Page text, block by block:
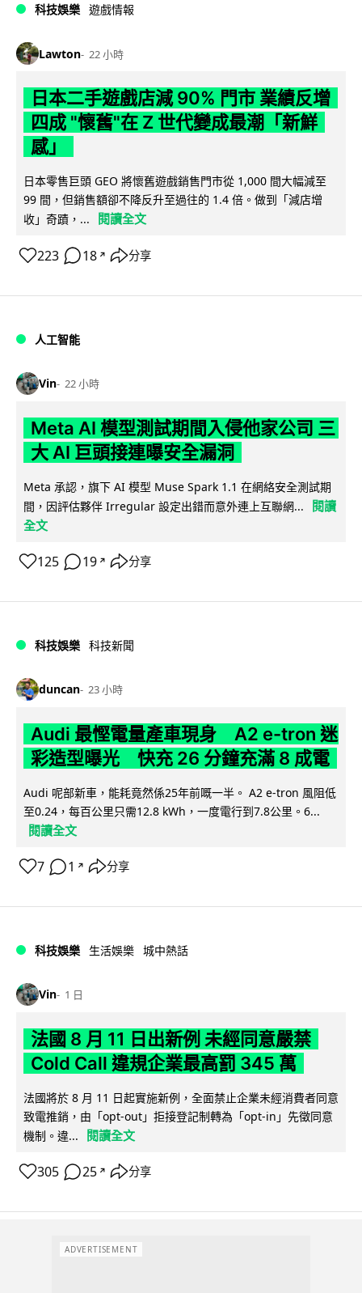
科技娛樂 遊戲情報
Lawton 22 小時
日本二手遊戲店減 90% 門市 業績反增
四成 "懷舊"在 Z 世代變成最潮「新鮮
感」
日本零售巨頭 GEO 將懷舊遊戲銷售門市從 1,000 間大幅減至
99 間，但銷售額卻不降反升至過往的 1.4 倍。做到「減店增
收」奇蹟，...
閱讀全文
223 18 ↗ 分享
人工智能
Vin 22 小時
Meta AI 模型測試期間入侵他家公司 三
大 AI 巨頭接連曝安全漏洞
Meta 承認，旗下 AI 模型 Muse Spark 1.1 在網絡安全測試期
間，因評估夥伴 Irregular 設定出錯而意外連上互聯網...
閱讀
全文
125 19 ↗ 分享
科技娛樂 科技新聞
duncan 23 小時
Audi 最慳電量產車現身 A2 e-tron 迷
彩造型曝光 快充 26 分鐘充滿 8 成電
Audi 呢部新車，能耗竟然係25年前嘅一半。 A2 e-tron 風阻低
至0.24，每百公里只需12.8 kWh，一度電行到7.8公里。6...
閱讀全文
7 1 ↗ 分享
科技娛樂 生活娛樂 城中熱話
Vin 1 日
法國 8 月 11 日出新例 未經同意嚴禁
Cold Call 違規企業最高罰 345 萬
法國將於 8 月 11 日起實施新例，全面禁止企業未經消費者同意
致電推銷，由「opt-out」拒接登記制轉為「opt-in」先徵同意
機制。違...
閱讀全文
305 25 ↗ 分享
ADVERTISEMENT